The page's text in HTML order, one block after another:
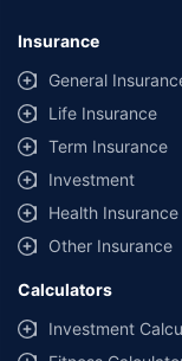
Insurance
General
Life Insurance
Term Insurance
Investment
Health Insurance
Other Insurance
Calculators
Investment